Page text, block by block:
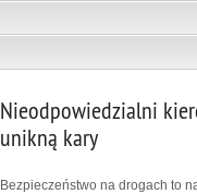
Nieodpowiedzialni
unikną kary
Bezpieczeństwo na drogach to